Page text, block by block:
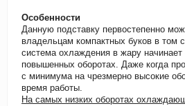
Особенности
Данную подставку первостепенно
владельцам компактных буков в том
система охлаждения в жару
повышенных оборотах. Даже когда
с минимума на чрезмерно высокие
время работы.
На самых низких оборотах